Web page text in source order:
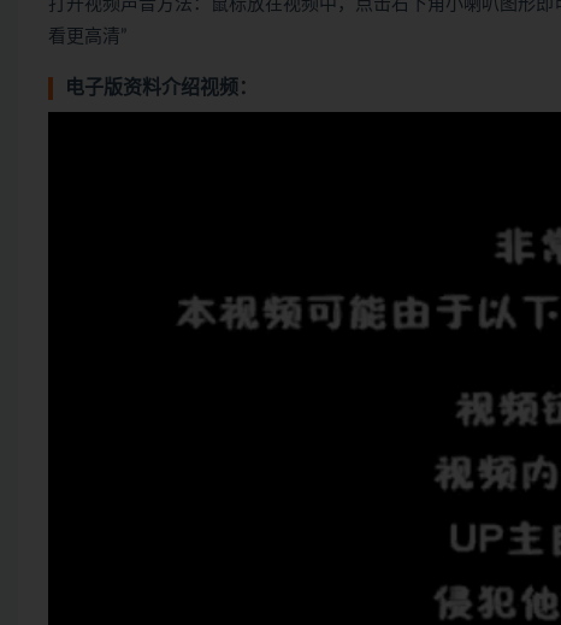
打开视频声音方法：鼠标放在视频中，点击右下角小喇叭图形
看更高清”
电子版资料介绍视频：